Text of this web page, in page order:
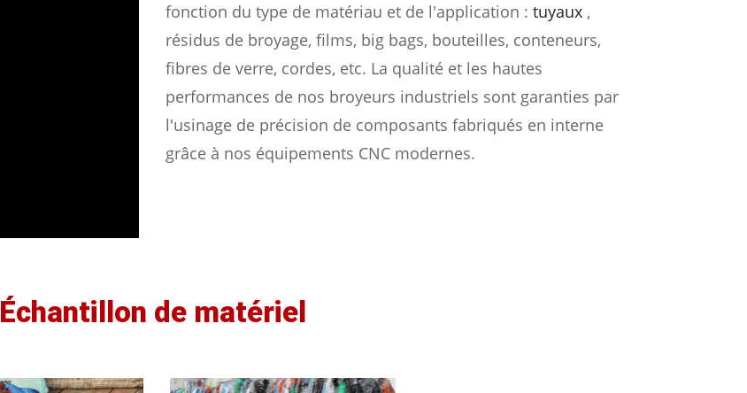
fonction du type de matériau et de l'application : tuyaux ,
résidus de broyage, films, big bags, bouteilles, conteneurs,
fibres de verre, cordes, etc. La qualité et les hautes
performances de nos broyeurs industriels sont garanties par
l'usinage de précision de composants fabriqués en interne
grâce à nos équipements CNC modernes.
Échantillon de matériel